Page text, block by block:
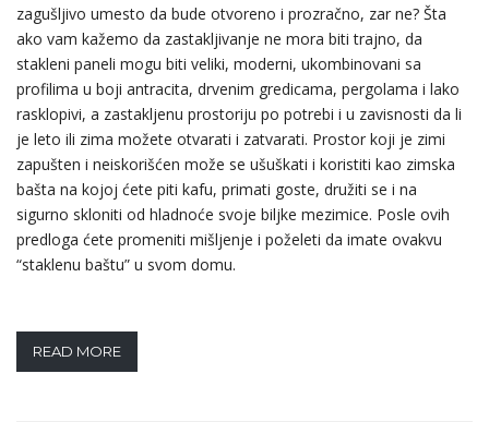
zagušljivo umesto da bude otvoreno i prozračno, zar ne? Šta
ako vam kažemo da zastakljivanje ne mora biti trajno, da
stakleni paneli mogu biti veliki, moderni, ukombinovani sa
profilima u boji antracita, drvenim gredicama, pergolama i lako
rasklopivi, a zastakljenu prostoriju po potrebi i u zavisnosti da li
je leto ili zima možete otvarati i zatvarati. Prostor koji je zimi
zapušten i neiskorišćen može se ušuškati i koristiti kao zimska
bašta na kojoj ćete piti kafu, primati goste, družiti se i na
sigurno skloniti od hladnoće svoje biljke mezimice. Posle ovih
predloga ćete promeniti mišljenje i poželeti da imate ovakvu
“staklenu baštu” u svom domu.
READ MORE